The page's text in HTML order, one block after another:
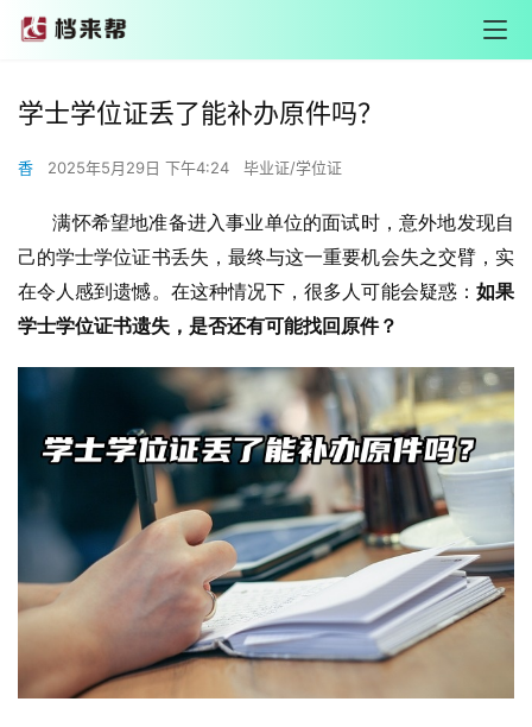
学士学位证丢了能补办原件吗？
香 2025年5月29日 下午4:24 毕业证/学位证
满怀希望地准备进入事业单位的面试时，意外地发现自
己的学士学位证书丢失，最终与这一重要机会失之交臂，实
在令人感到遗憾。在这种情况下，很多人可能会疑惑： 如果
学士学位证书遗失，是否还有可能找回原件？